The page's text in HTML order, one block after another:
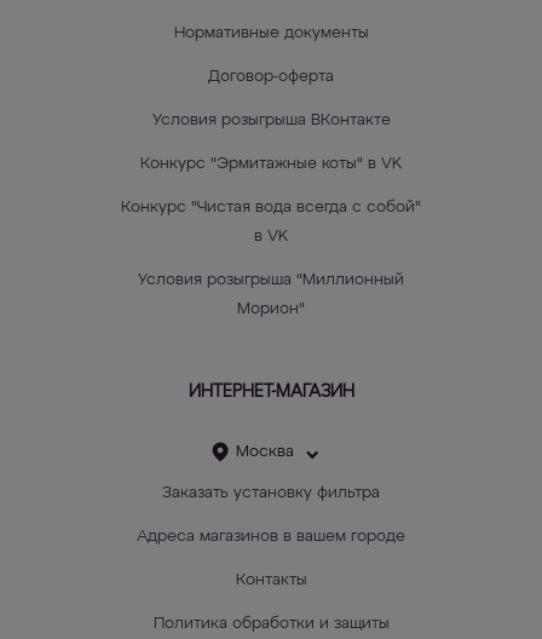
Нормативные документы
Договор-оферта
Условия розыгрыша ВКонтакте
Конкурс "Эрмитажные коты" в VK
Конкурс "Чистая вода всегда с собой"
в VK
Условия розыгрыша "Миллионный
Морион"
ИНТЕРНЕТ-МАГАЗИН
Москва
Заказать установку фильтра
Адреса магазинов в вашем городе
Контакты
Политика обработки и защиты